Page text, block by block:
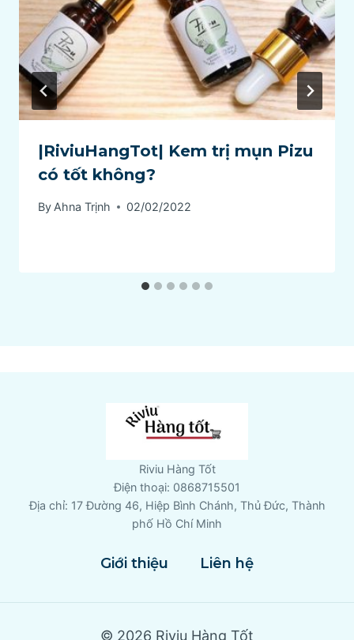
|RiviuHangTot| Kem trị mụn Pizu
có tốt không?
By Ahna Trịnh 02/02/2022
Riviu Hàng Tốt
Điện thoại: 0868715501
Địa chỉ: 17 Đường 46, Hiệp Bình Chánh, Thủ Đức, Thành
phố Hồ Chí Minh
Giới thiệu Liên hệ
© 2026 Riviu Hàng Tốt